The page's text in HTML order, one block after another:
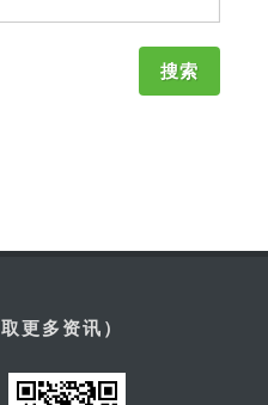
更多资讯）